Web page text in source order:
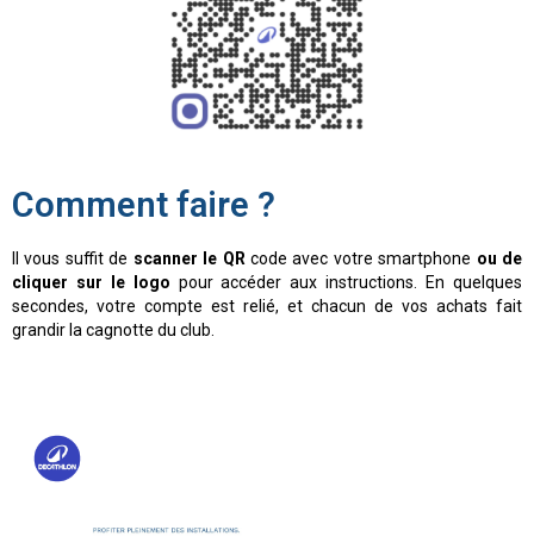
Comment faire ?
Il vous suffit de scanner le QRcode avec votre smartphone ou de
cliquer sur le logo pour accéder aux instructions. En quelques
secondes, votre compte est relié, et chacun de vos achats fait
grandir la cagnotte du club.